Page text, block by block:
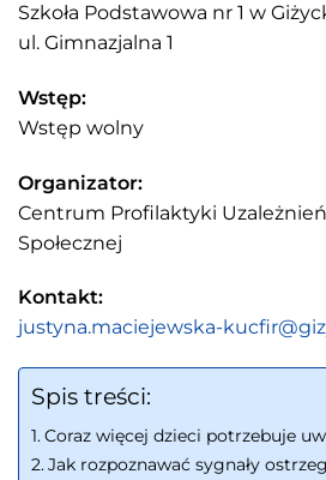
Szkoła Podstawowa nr 1 w
ul. Gimnazjalna 1
Wstęp:
Wstęp wolny
Organizator:
Centrum Profilaktyki
Społecznej
Kontakt:
justyna.maciejewska-
Spis treści:
Coraz więcej dzieci potrzebuje
Jak rozpoznawać sygnały